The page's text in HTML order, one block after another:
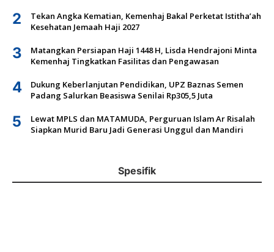
2
Tekan Angka Kematian, Kemenhaj Bakal Perketat Istitha’ah
Kesehatan Jemaah Haji 2027
3
Matangkan Persiapan Haji 1448 H, Lisda Hendrajoni Minta
Kemenhaj Tingkatkan Fasilitas dan Pengawasan
4
Dukung Keberlanjutan Pendidikan, UPZ Baznas Semen
Padang Salurkan Beasiswa Senilai Rp305,5 Juta
5
Lewat MPLS dan MATAMUDA, Perguruan Islam Ar Risalah
Siapkan Murid Baru Jadi Generasi Unggul dan Mandiri
Spesifik